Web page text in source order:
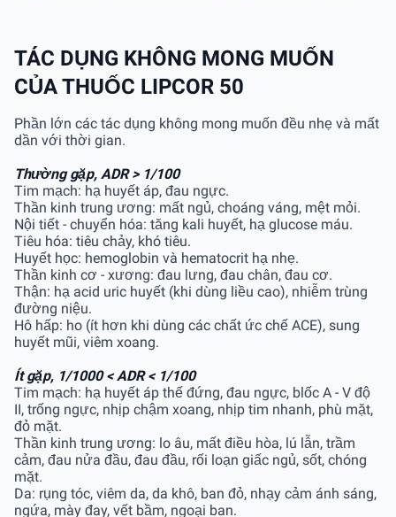
TÁC DỤNG KHÔNG MONG MUỐN
CỦA THUỐC LIPCOR 50
Phần lớn các tác dụng không mong muốn đều nhẹ và mất
dần với thời gian.
Thường gặp, ADR > 1/100
Tim mạch: hạ huyết áp, đau ngực.
Thần kinh trung ương: mất ngủ, choáng váng, mệt mỏi.
Nội tiết - chuyển hóa: tăng kali huyết, hạ glucose máu.
Tiêu hóa: tiêu chảy, khó tiêu.
Huyết học: hemoglobin và hematocrit hạ nhẹ.
Thần kinh cơ - xương: đau lưng, đau chân, đau cơ.
Thận: hạ acid uric huyết (khi dùng liều cao), nhiễm trùng
đường niệu.
Hô hấp: ho (ít hơn khi dùng các chất ức chế ACE), sung
huyết mũi, viêm xoang.
Ít gặp, 1/1000 < ADR < 1/100
Tim mạch: hạ huyết áp thế đứng, đau ngực, blốc A - V độ
II, trống ngực, nhịp chậm xoang, nhịp tim nhanh, phù mặt,
đỏ mặt.
Thần kinh trung ương: lo âu, mất điều hòa, lú lẫn, trầm
cảm, đau nửa đầu, đau đầu, rối loạn giấc ngủ, sốt, chóng
mặt.
Da: rụng tóc, viêm da, da khô, ban đỏ, nhạy cảm ánh sáng,
ngứa, mày đay, vết bầm, ngoại ban.